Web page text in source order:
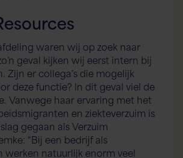
waren wij op zoek naar
geval kijken wij eerst intern bij
Zijn er collega’s die mogelijk
deze functie? In dit geval viel de
Vanwege haar ervaring met het
en ziekteverzuim is
gegaan als Verzuim
“Bij een bedrijf als
werken natuurlijk enorm veel